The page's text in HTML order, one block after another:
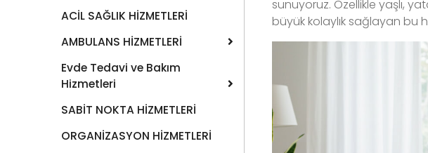
ACİL SAĞLIK HİZMETLERİ
AMBULANS HİZMETLERİ
Evde Tedavi ve Bakım
Hizmetleri
SABİT NOKTA HİZMETLERİ
ORGANİZASYON HİZMETLERİ
sunuyoruz. Özellikle yaşlı,
büyük kolaylık sağlayan bu